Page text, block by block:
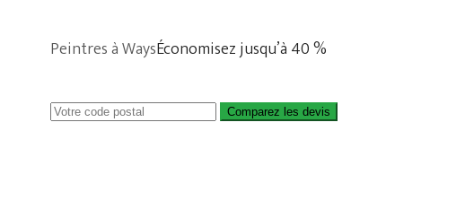
Peintres à WaysÉconomisez jusqu’à 40 %
Comparez les devis